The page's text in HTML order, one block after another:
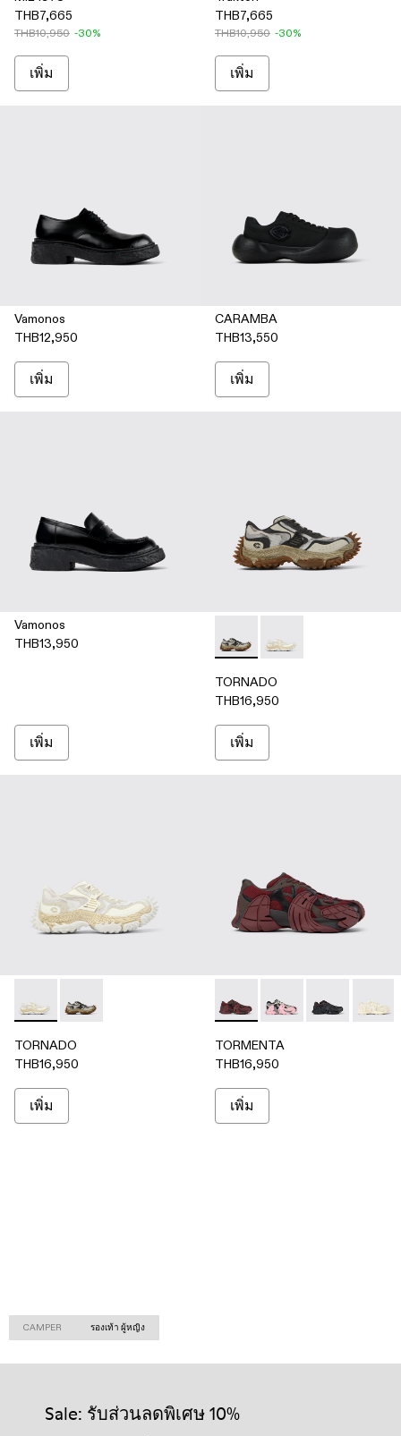
THB7,665
THB10,950 -30%
เพิ่ม
THB7,665
THB10,950 -30%
เพิ่ม
Vamonos
THB12,950
เพิ่ม
CARAMBA
THB13,550
เพิ่ม
Vamonos
THB13,950
เพิ่ม
TORNADO - A500043-007 -
TORNADO -
TORNADO
THB16,950
เพิ่ม
TORNADO - A500043-002 - ขาว
TORNADO - A500043-007 - เทา เบจ
TORNADO
THB16,950
เพิ่ม
TORMENTA - A500013-
TORMENTA -TORMENTA
TORMENTA
THB16,950
เพิ่ม
CAMPER รองเท้า ผู้หญิง
Sale: รับส่วนลดพิเศษ 10%